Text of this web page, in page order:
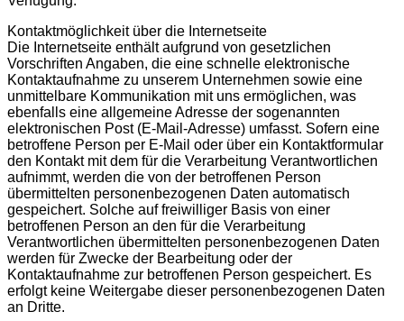
Kontaktmöglichkeit über die Internetseite
Die Internetseite enthält aufgrund von gesetzlichen
Vorschriften Angaben, die eine schnelle elektronische
Kontaktaufnahme zu unserem Unternehmen sowie eine
unmittelbare Kommunikation mit uns ermöglichen, was
ebenfalls eine allgemeine Adresse der sogenannten
elektronischen Post (E-Mail-Adresse) umfasst. Sofern eine
betroffene Person per E-Mail oder über ein Kontaktformular
den Kontakt mit dem für die Verarbeitung Verantwortlichen
aufnimmt, werden die von der betroffenen Person
übermittelten personenbezogenen Daten automatisch
gespeichert. Solche auf freiwilliger Basis von einer
betroffenen Person an den für die Verarbeitung
Verantwortlichen übermittelten personenbezogenen Daten
werden für Zwecke der Bearbeitung oder der
Kontaktaufnahme zur betroffenen Person gespeichert. Es
erfolgt keine Weitergabe dieser personenbezogenen Daten
an Dritte.